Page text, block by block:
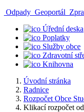
Odpady Geoportál
Úřední deska
Poplatky
Služby obce
Zdravotní
Knihovna
Úvodní stránka
Radnice
Rozpočet Obce
Klikací rozpočet